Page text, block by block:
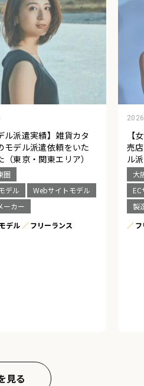
ル派遣実績】雑貨カタ
モデル派遣依頼をいた
（東京・関東エリア）
圏
デル
Webサイトモデル
ーカー
デル
フリーランス
【
売
ル
大
製
見る